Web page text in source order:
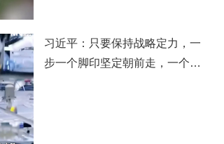
习近平：只要保持战略定力，一
步一个脚印坚定朝前走，一个阶